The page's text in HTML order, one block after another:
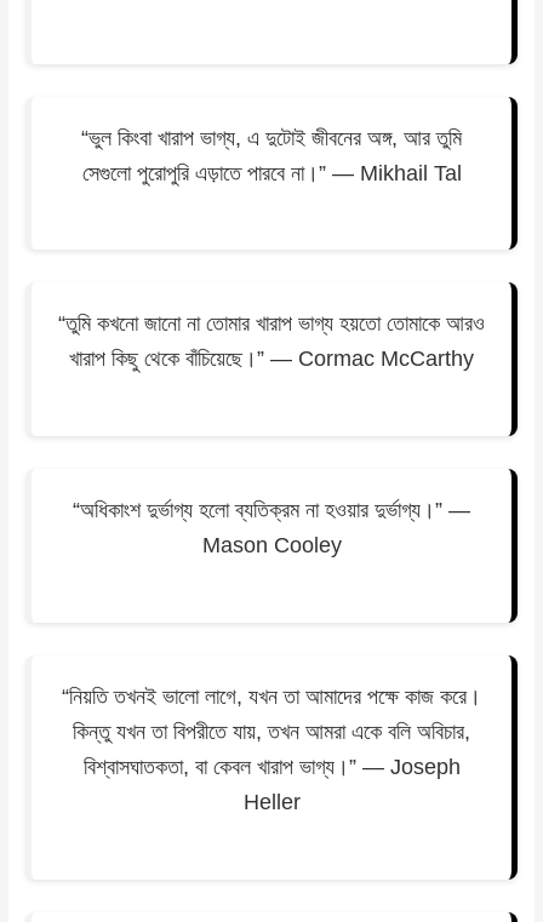
“ভুল কিংবা খারাপ ভাগ্য, এ দুটোই জীবনের অঙ্গ, আর তুমি
সেগুলো পুরোপুরি এড়াতে পারবে না।” — Mikhail Tal
“তুমি কখনো জানো না তোমার খারাপ ভাগ্য হয়তো তোমাকে আরও
খারাপ কিছু থেকে বাঁচিয়েছে।” — Cormac McCarthy
“অধিকাংশ দুর্ভাগ্য হলো ব্যতিক্রম না হওয়ার দুর্ভাগ্য।” —
Mason Cooley
“নিয়তি তখনই ভালো লাগে, যখন তা আমাদের পক্ষে কাজ করে।
কিন্তু যখন তা বিপরীতে যায়, তখন আমরা একে বলি অবিচার,
বিশ্বাসঘাতকতা, বা কেবল খারাপ ভাগ্য।” — Joseph
Heller